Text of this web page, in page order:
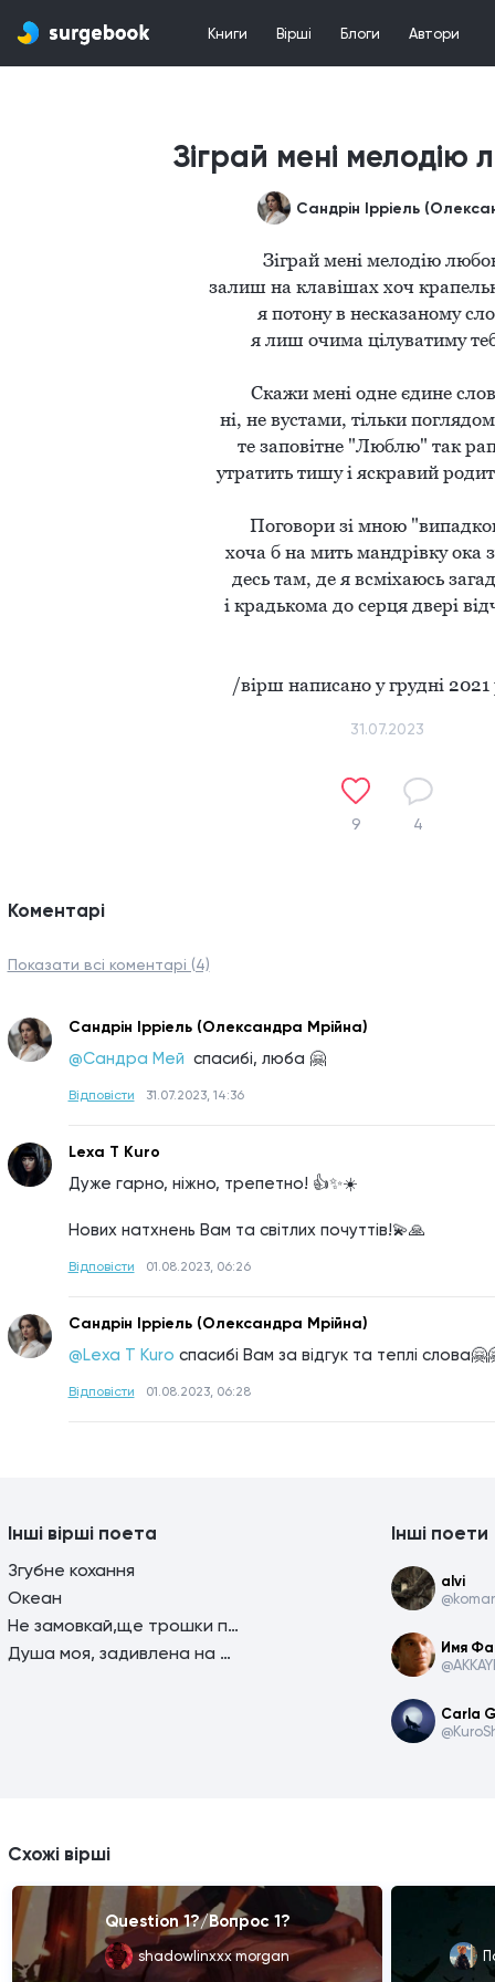
Книги Вірші Блоги Автори
Зіграй мені мелодію
Зіграй мені мелодію
залиш на клавішах хоч
я потону в несказаному
я лиш очима цілуватиму
Скажи мені одне єдине
ні, не вустами, тільки
те заповітне "Люблю" так
утратить тишу і яскравий родить грім...
Поговори зі мною
хоча б на мить мандрівку ока
десь там, де я всміхаюсь
і крадькома до серця двері
/вірш написано у грудні
31.07.2023
9 4
Коментарі
Показати всі коментарі (4)
Сандрін Iрріель (Олександра Мрійна)
@Сандра Мей спасибі, люба 🤗
Відповісти 31.07.2023, 14:36
Lexa T Kuro
Дуже гарно, ніжно, трепетно! 👍✨☀️
Нових натхнень Вам та світлих почуттів!💫🙏
Відповісти 01.08.2023, 06:26
Сандрін Iрріель (Олександра Мрійна)
@Lexa T Kuro спасибі Вам за відгук та теплі
Відповісти 01.08.2023, 06:28
Інші вірші поета
Згубне кохання
Океан
Не замовкай,ще трошки поспівай!
Душа моя, задивлена на тебе
Інші поети
alvi
Имя
Carla
Схожі вірші
Question 1?/Вопрос 1?
shadowlinxxx morgan